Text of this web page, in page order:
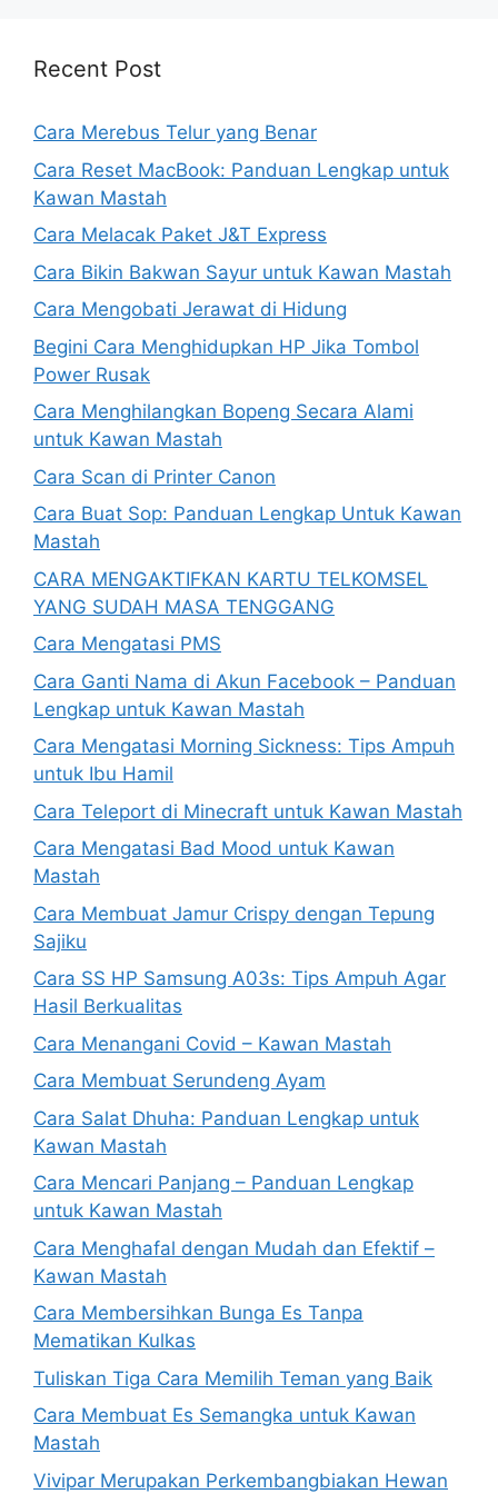
Recent Post
Cara Merebus Telur yang Benar
Cara Reset MacBook: Panduan Lengkap untuk
Kawan Mastah
Cara Melacak Paket J&T Express
Cara Bikin Bakwan Sayur untuk Kawan Mastah
Cara Mengobati Jerawat di Hidung
Begini Cara Menghidupkan HP Jika Tombol
Power Rusak
Cara Menghilangkan Bopeng Secara Alami
untuk Kawan Mastah
Cara Scan di Printer Canon
Cara Buat Sop: Panduan Lengkap Untuk Kawan
Mastah
CARA MENGAKTIFKAN KARTU TELKOMSEL
YANG SUDAH MASA TENGGANG
Cara Mengatasi PMS
Cara Ganti Nama di Akun Facebook – Panduan
Lengkap untuk Kawan Mastah
Cara Mengatasi Morning Sickness: Tips Ampuh
untuk Ibu Hamil
Cara Teleport di Minecraft untuk Kawan Mastah
Cara Mengatasi Bad Mood untuk Kawan
Mastah
Cara Membuat Jamur Crispy dengan Tepung
Sajiku
Cara SS HP Samsung A03s: Tips Ampuh Agar
Hasil Berkualitas
Cara Menangani Covid – Kawan Mastah
Cara Membuat Serundeng Ayam
Cara Salat Dhuha: Panduan Lengkap untuk
Kawan Mastah
Cara Mencari Panjang – Panduan Lengkap
untuk Kawan Mastah
Cara Menghafal dengan Mudah dan Efektif –
Kawan Mastah
Cara Membersihkan Bunga Es Tanpa
Mematikan Kulkas
Tuliskan Tiga Cara Memilih Teman yang Baik
Cara Membuat Es Semangka untuk Kawan
Mastah
Vivipar Merupakan Perkembangbiakan Hewan